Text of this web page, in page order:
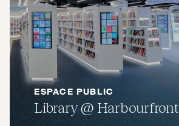
ESPACE PUBLIC
Library @ Harbourfront